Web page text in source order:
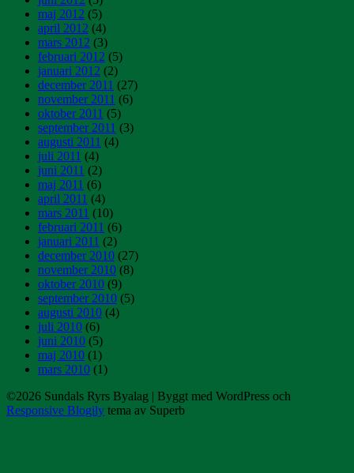
maj 2012 (5)
april 2012 (4)
mars 2012 (3)
februari 2012 (5)
januari 2012 (2)
december 2011 (27)
november 2011 (6)
oktober 2011 (5)
september 2011 (3)
augusti 2011 (4)
juli 2011 (4)
juni 2011 (2)
maj 2011 (6)
april 2011 (4)
mars 2011 (10)
februari 2011 (6)
januari 2011 (2)
december 2010 (27)
november 2010 (8)
oktober 2010 (9)
september 2010 (5)
augusti 2010 (4)
juli 2010 (6)
juni 2010 (5)
maj 2010 (1)
mars 2010 (1)
©2026 Sundals Ryrs Byalag | Byggt med WordPress och
Responsive Blogily tema av Superb